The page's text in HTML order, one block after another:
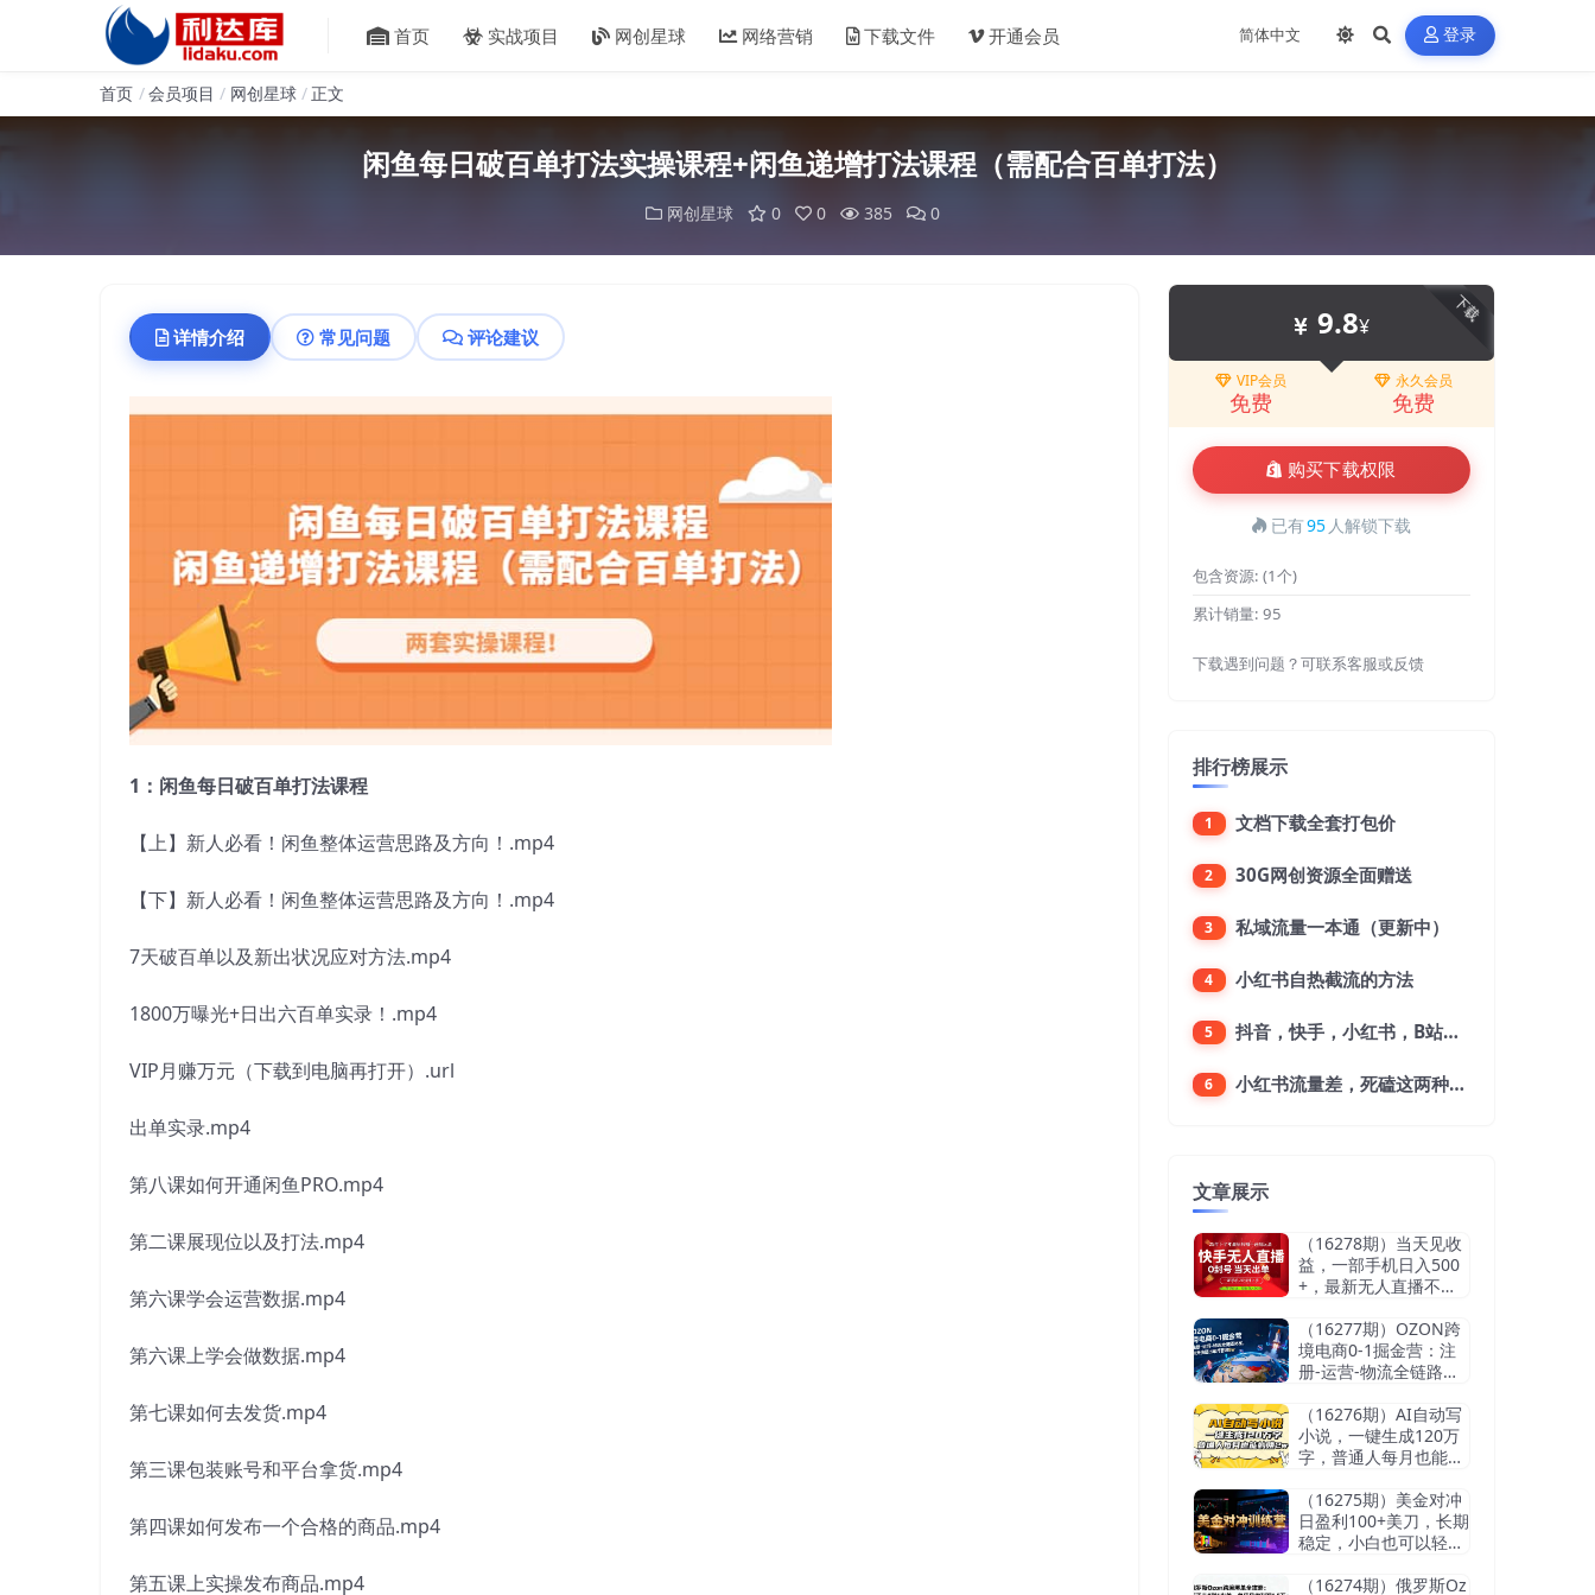
首页 实战项目 网创星球 网络营销 下载文件 开通会员 登录
首页 会员项目 网创星球 正文
闲鱼每日破百单打法实操课程+闲鱼递增打法课程（需配合百单打法）
网创星球 0 0 385 0
详情介绍 常见问题 评论建议
1：闲鱼每日破百单打法课程
【上】新人必看！闲鱼整体运营思路及方向！.mp4
【下】新人必看！闲鱼整体运营思路及方向！.mp4
7天破百单以及新出状况应对方法.mp4
1800万曝光+日出六百单实录！.mp4
VIP月赚万元（下载到电脑再打开）.url
出单实录.mp4
第八课如何开通闲鱼PRO.mp4
第二课展现位以及打法.mp4
第六课学会运营数据.mp4
第六课上学会做数据.mp4
第七课如何去发货.mp4
第三课包装账号和平台拿货.mp4
第四课如何发布一个合格的商品.mp4
第五课上实操发布商品.mp4
下载
9.8¥
VIP会员
免费
永久会员
免费
购买下载权限
已有95 人解锁下载
包含资源: (1个)
累计销量: 95
下载遇到问题？可联系客服或反馈
排行榜展示
1 文档下载全套打包价
2 30G网创资源全面赠送
3 私域流量一本通（更新中）
4 小红书自热截流的方法
5 抖音，快手，小红书，B站，微博，微信公众号，微信视频号。每一个平台，都是不一样的机会，对应不一样的赚钱思路
6 小红书流量差，死磕这两种笔记就好
文章展示
（16278期）当天见收
益，一部手机日入500
+，最新无人直播不违
（16277期）OZON跨
境电商0-1掘金营：注
册-运营-物流全链路体
收8w
（16276期）AI自动写
小说，一键生成120万
字，普通人每月也能躺
（16275期）美金对冲
日盈利100+美刀，长期
稳定，小白也可以轻松
（16274期）俄罗斯Oz